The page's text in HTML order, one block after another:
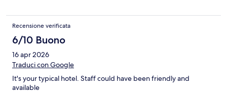
Recensione verificata
6/10 Buono
16 apr 2026
Traduci con Google
It's your typical hotel. Staff could have been friendly and
available